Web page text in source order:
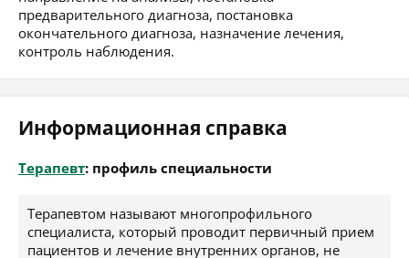
предварительного диагноза, постановка
окончательного диагноза, назначение лечения,
контроль наблюдения.
Информационная справка
Терапевт: профиль специальности
Терапевтом называют многопрофильного
специалиста, который проводит первичный прием
пациентов и лечение внутренних органов, не